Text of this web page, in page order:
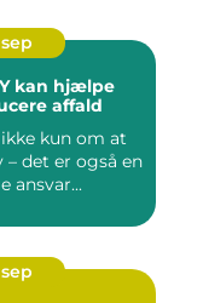
kan hjælpe
affald
kun om at
det er også en
ansvar...